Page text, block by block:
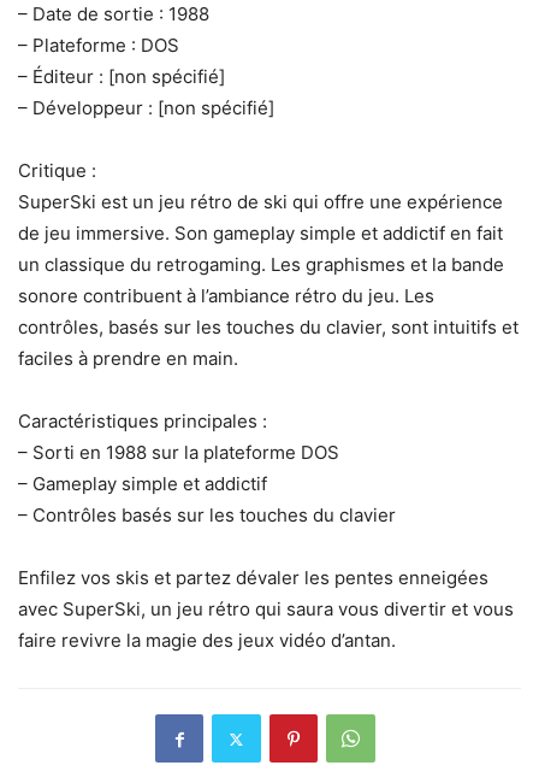
– Date de sortie : 1988
– Plateforme : DOS
– Éditeur : [non spécifié]
– Développeur : [non spécifié]
Critique :
SuperSki est un jeu rétro de ski qui offre une expérience
de jeu immersive. Son gameplay simple et addictif en fait
un classique du retrogaming. Les graphismes et la bande
sonore contribuent à l’ambiance rétro du jeu. Les
contrôles, basés sur les touches du clavier, sont intuitifs et
faciles à prendre en main.
Caractéristiques principales :
– Sorti en 1988 sur la plateforme DOS
– Gameplay simple et addictif
– Contrôles basés sur les touches du clavier
Enfilez vos skis et partez dévaler les pentes enneigées
avec SuperSki, un jeu rétro qui saura vous divertir et vous
faire revivre la magie des jeux vidéo d’antan.